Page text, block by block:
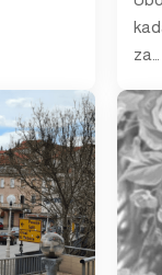
za…